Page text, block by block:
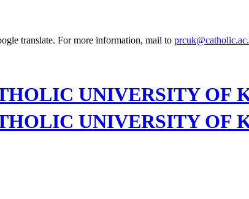
translate. For more information, mail to